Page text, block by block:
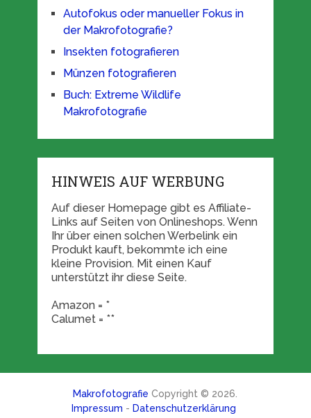
Autofokus oder manueller Fokus in
der Makrofotografie?
Insekten fotografieren
Münzen fotografieren
Buch: Extreme Wildlife
Makrofotografie
HINWEIS AUF WERBUNG
Auf dieser Homepage gibt es Affiliate-
Links auf Seiten von Onlineshops. Wenn
Ihr über einen solchen Werbelink ein
Produkt kauft, bekommte ich eine
kleine Provision. Mit einen Kauf
unterstützt ihr diese Seite.
Amazon = *
Calumet = **
Makrofotografie Copyright © 2026.
Impressum - Datenschutzerklärung